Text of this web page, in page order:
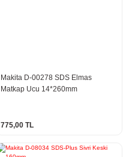
Makita D-00278 SDS Elmas
Matkap Ucu 14*260mm
775,00 TL